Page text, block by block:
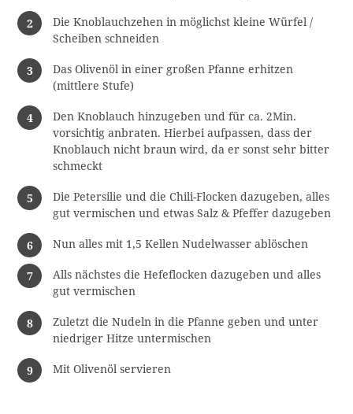
Die Knoblauchzehen in möglichst kleine Würfel /
Scheiben schneiden
Das Olivenöl in einer großen Pfanne erhitzen
(mittlere Stufe)
Den Knoblauch hinzugeben und für ca. 2Min.
vorsichtig anbraten. Hierbei aufpassen, dass der
Knoblauch nicht braun wird, da er sonst sehr bitter
schmeckt
Die Petersilie und die Chili-Flocken dazugeben, alles
gut vermischen und etwas Salz & Pfeffer dazugeben
Nun alles mit 1,5 Kellen Nudelwasser ablöschen
Alls nächstes die Hefeflocken dazugeben und alles
gut vermischen
Zuletzt die Nudeln in die Pfanne geben und unter
niedriger Hitze untermischen
Mit Olivenöl servieren